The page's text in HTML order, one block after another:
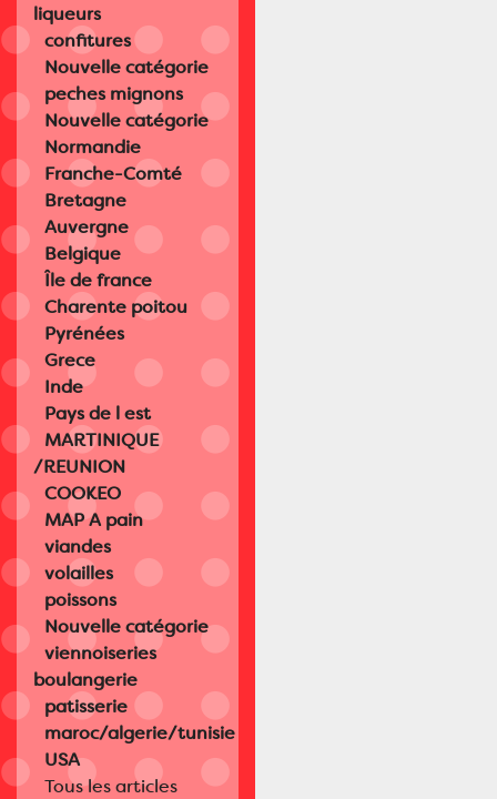
liqueurs
confitures
Nouvelle catégorie
peches mignons
Nouvelle catégorie
Normandie
Franche-Comté
Bretagne
Auvergne
Belgique
Île de france
Charente poitou
Pyrénées
Grece
Inde
Pays de l est
MARTINIQUE
/REUNION
COOKEO
MAP A pain
viandes
volailles
poissons
Nouvelle catégorie
viennoiseries
boulangerie
patisserie
maroc/algerie/tunisie
USA
Tous les articles